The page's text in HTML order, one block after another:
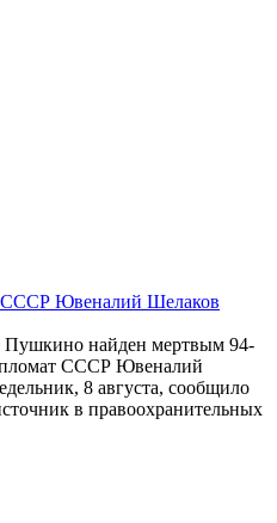
СССР Ювеналий Шелаков
Пушкино найден мертвым 94-
СССР Ювеналий
8 августа, сообщило
в правоохранительных